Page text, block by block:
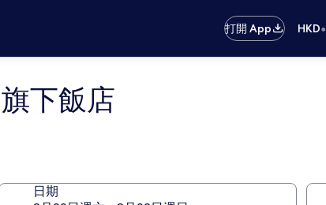
打開 App HKD•
下飯店
日期